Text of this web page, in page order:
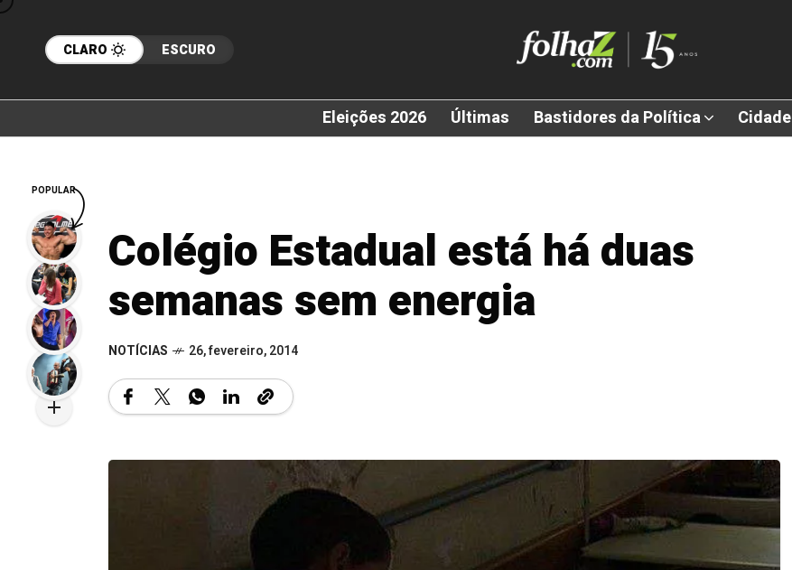
CLARO ESCURO
Eleições 2026 Últimas Bastidores da Política Cidade
Colégio Estadual está há duas
semanas sem energia
NOTÍCIAS 26, fevereiro, 2014
POPULAR